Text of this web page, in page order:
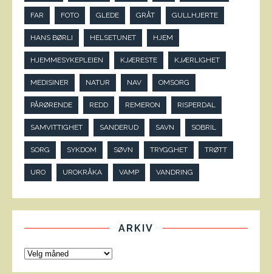
FAR FOTO GLEDE GRÅT GULLHJERTE
HANS BØRLI HELSETUNET HJEM
HJEMMESYKEPLEIEN KJÆRESTE KJÆRLIGHET
MEDISINER NATUR NAV OMSORG
PÅRØRENDE REDD REMERON RISPERDAL
SAMVITTIGHET SANDERUD SAVN SOBRIL
SORG SYKDOM SØVN TRYGGHET TRØTT
URO UROKRÅKA VAMP VANDRING
ARKIV